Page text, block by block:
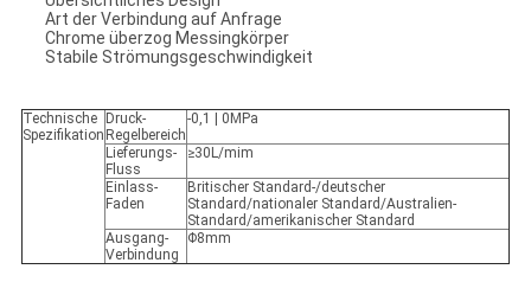
Art der Verbindung auf Anfrage
Chrome überzog Messingkörper
Stabile Strömungsgeschwindigkeit
Technische
Spezifikation
Druck-
Regelbereich
-0,1 | 0MPa
Lieferungs-
Fluss
≥30L/mim
Einlass-
Faden
Britischer Standard-/deutscher
Standard/nationaler Standard/Australien-
Standard/amerikanischer Standard
Ausgang-
Verbindung
Φ8mm